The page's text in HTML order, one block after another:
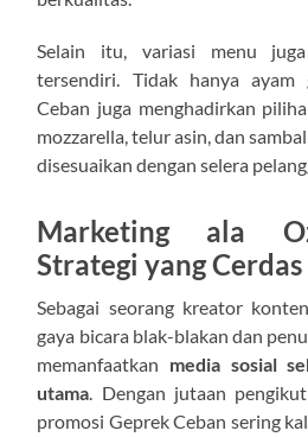
Selain itu, variasi menu
tersendiri. Tidak hanya ayam
Ceban juga menghadirkan
mozzarella, telur asin, dan
disesuaikan dengan selera
Marketing ala
Strategi yang Cerdas
Sebagai seorang kreator
gaya bicara blak-blakan dan
memanfaatkan media sosial
utama. Dengan jutaan
promosi Geprek Ceban sering